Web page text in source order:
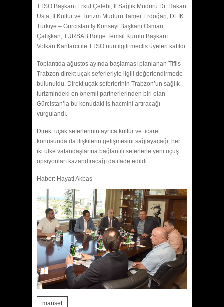
TTSO Başkanı Erkut Çelebi, İl Sağlık Müdürü Dr. Hakan
Usta, İl Kültür ve Turizm Müdürü Tamer Erdoğan, DEİK
Türkiye – Gürcistan İş Konseyi Başkanı Osman
Çalışkan, TÜRSAB Bölge Temsil Kurulu Başkanı
Volkan Kantarcı ile TTSO’nun ilgili meclis üyeleri katıldı.
Toplantıda ağustos ayında başlaması planlanan Tiflis –
Trabzon direkt uçak seferleriyle ilgili değerlendirmede
bulunuldu. Direkt uçak seferlerinin Trabzon’un sağlık
turizmindeki en önemli partnerlerinden biri olan
Gürcistan’la bu konudaki iş hacmini artıracağı
vurgulandı.
Direkt uçak seferlerinin ayrıca kültür ve ticaret
konusunda da ilişkilerin gelişmesini sağlayacağı, her
iki ülke vatandaşlarına bağlantılı seferlerle yeni uçuş
opsiyonları kazandıracağı da ifade edildi.
Haber: Hayati Akbaş
manset